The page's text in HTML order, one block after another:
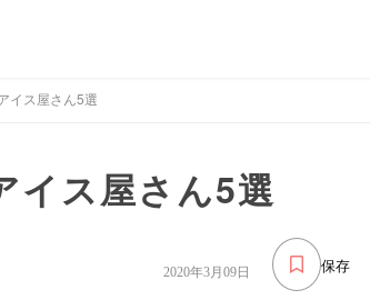
イス屋さん5選
イス屋さん5選
保存
2020年3月09日